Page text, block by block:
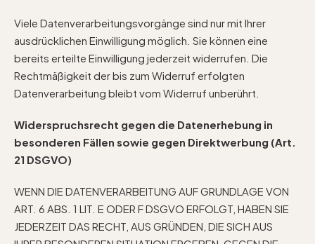
Viele Datenverarbeitungsvorgänge sind nur mit Ihrer
ausdrücklichen Einwilligung möglich. Sie können eine
bereits erteilte Einwilligung jederzeit widerrufen. Die
Rechtmäßigkeit der bis zum Widerruf erfolgten
Datenverarbeitung bleibt vom Widerruf unberührt.
Widerspruchsrecht gegen die Datenerhebung in
besonderen Fällen sowie gegen Direktwerbung (Art.
21 DSGVO)
WENN DIE DATENVERARBEITUNG AUF GRUNDLAGE VON
ART. 6 ABS. 1 LIT. E ODER F DSGVO ERFOLGT, HABEN SIE
JEDERZEIT DAS RECHT, AUS GRÜNDEN, DIE SICH AUS